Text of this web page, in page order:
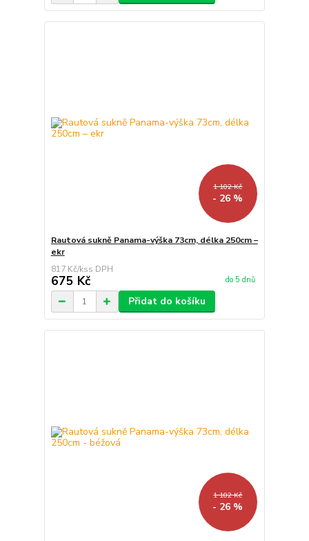
1 102 Kč
- 26 %
Rautová sukně Panama-výška 73cm, délka 250cm –
ekr
817 Kč/ks
675 Kč do 5 dnů
Přidat do košíku
1 102 Kč
- 26 %